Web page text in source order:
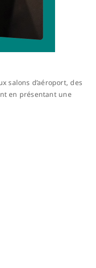
salons d’aéroport, des
en présentant une